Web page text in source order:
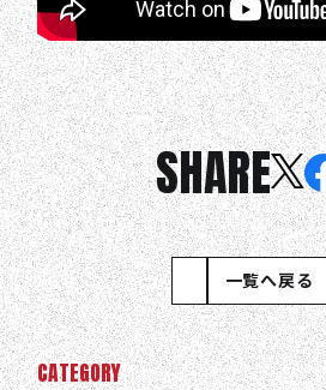
SHARE
一覧へ戻る
CATEGORY